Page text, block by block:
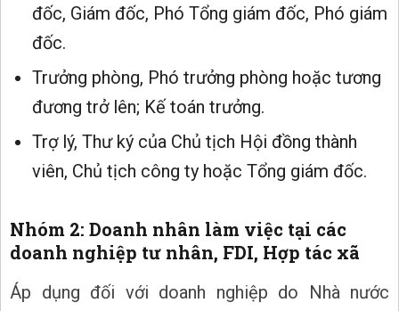
đốc, Giám đốc, Phó Tổng giám đốc, Phó giám
đốc.
Trưởng phòng, Phó trưởng phòng hoặc tương
đương trở lên; Kế toán trưởng.
Trợ lý, Thư ký của Chủ tịch Hội đồng thành
viên, Chủ tịch công ty hoặc Tổng giám đốc.
Nhóm 2: Doanh nhân làm việc tại các
doanh nghiệp tư nhân, FDI, Hợp tác xã
Áp dụng đối với doanh nghiệp do Nhà nước